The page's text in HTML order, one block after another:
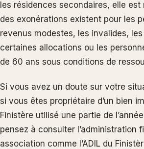
les résidences secondaires, elle est
des exonérations existent pour les
revenus modestes, les invalides,
certaines allocations ou les
de 60 ans sous conditions de
Si vous avez un doute sur votre
si vous êtes propriétaire d’un bien
Finistère utilisé une partie de
pensez à consulter l’administration
association comme l’ADIL du